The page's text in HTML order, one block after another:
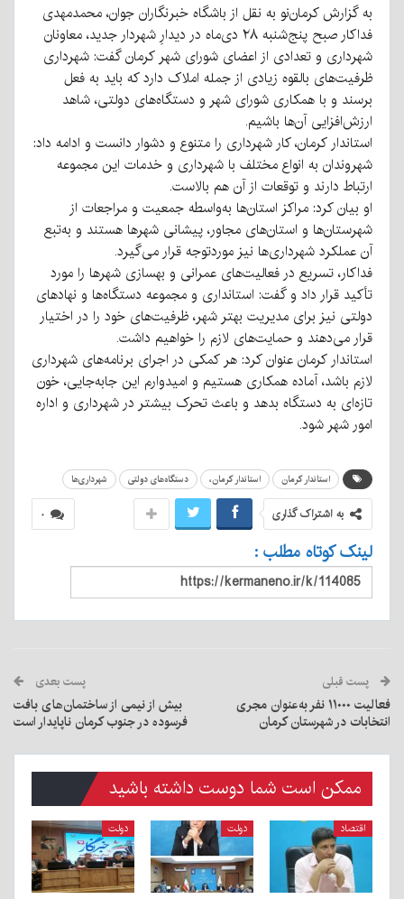
به گزارش کرمان‌نو به نقل از باشگاه خبرنگاران جوان، محمدمهدی
فداکار صبح پنج‌شنبه ۲۸ دی‌ماه در دیدارِ شهردار جدید، معاونان
شهرداری و تعدادی از اعضای شورای شهر کرمان گفت: شهرداری
ظرفیت‌های بالقوه زیادی از جمله املاک دارد که باید به فعل
برسند و با همکاری شورای شهر و دستگاه‌های دولتی، شاهد
ارزش‌افزایی آن‌ها باشیم.
استاندار کرمان، کار شهرداری را متنوع و دشوار دانست و ادامه داد:
شهروندان به انواع مختلف با شهرداری و خدمات این مجموعه
ارتباط دارند و توقعات از آن هم بالاست.
او بیان کرد: مراکز استان‌ها به‌واسطه جمعیت و مراجعات از
شهرستان‌ها و استان‌های مجاور، پیشانی شهرها هستند و به‌تبع
آن عملکرد شهرداری‌ها نیز موردتوجه قرار می‌گیرد.
فداکار، تسریع در فعالیت‌های عمرانی و بهسازی شهرها را مورد
تأکید قرار داد و گفت: استانداری و مجموعه دستگاه‌ها و نهادهای
دولتی نیز برای مدیریت بهتر شهر، ظرفیت‌های خود را در اختیار
قرار می‌دهند و حمایت‌های لازم را خواهیم داشت.
استاندار کرمان عنوان کرد: هر کمکی در اجرای برنامه‌های شهرداری
لازم باشد، آماده همکاری هستیم و امیدوارم این جابه‌جایی، خون
تازه‌ای به دستگاه بدهد و باعث تحرک بیشتر در شهرداری و اداره
امور شهر شود.
استاندار کرمان استاندار کرمان، دستگاه‌های دولتی شهرداری‌ها
۰ به اشتراک گذاری
لینک کوتاه مطلب :
پست قبلی
فعالیت ۱۱۰۰۰ نفر به‌عنوان مجری
انتخابات در شهرستان کرمان
پست بعدی
بیش از نیمی از ساختمان‌های بافت
فرسوده در جنوب کرمان ناپایدار است
ممکن است شما دوست داشته باشید
اقتصاد دولت دولت